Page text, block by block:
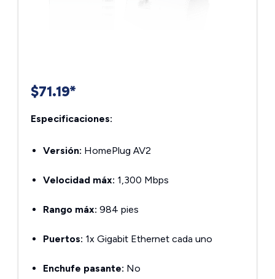
$71.19*
Especificaciones:
Versión: HomePlug AV2
Velocidad máx: 1,300 Mbps
Rango máx: 984 pies
Puertos: 1x Gigabit Ethernet cada uno
Enchufe pasante: No